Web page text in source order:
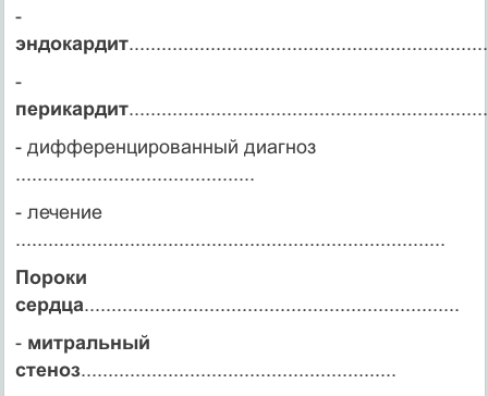
-
эндокардит
-
перикардит
- дифференцированный диагноз
............................................
- лечение
...............................................................................
Пороки
сердца.....................................................................
- митральный
стеноз..........................................................